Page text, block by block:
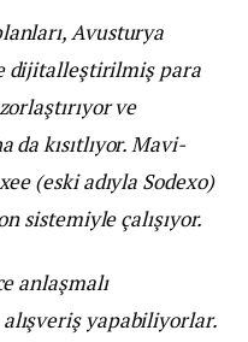
Avusturya
dijitalleştirilmiş para
ve
da kısıtlıyor. Mavi-
(eski adıyla Sodexo)
sistemiyle çalışıyor.
anlaşmalı
yapabiliyorlar.